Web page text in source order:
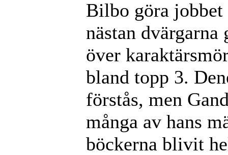
Bilbo göra
nästan
över
bland topp 3.
förstås, men
många av hans
böckerna blivit